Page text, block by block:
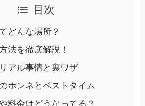
目次
どんな場所？
法を徹底解説！
アル事情と裏ワザ
ホンネとベストタイム
料金はどうなってる？